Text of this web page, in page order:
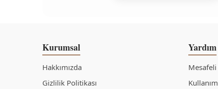
Kurumsal
Hakkımızda
Gizlilik Politikası
Yardım
Mesafeli